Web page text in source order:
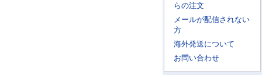
らの注文
メールが配信されない
方
海外発送について
お問い合わせ